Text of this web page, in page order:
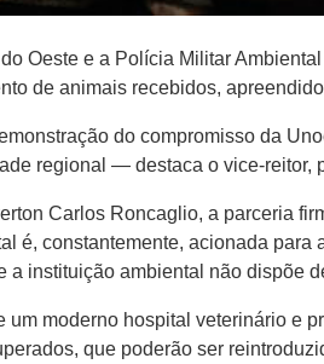
Oeste e a Polícia Militar
de animais recebidos,
do compromisso da
regional — destaca o vice-reitor,
Carlos Roncaglio, a parceria
é, constantemente, acionada
a instituição ambiental não dispõe
moderno hospital veterinário e
que poderão ser